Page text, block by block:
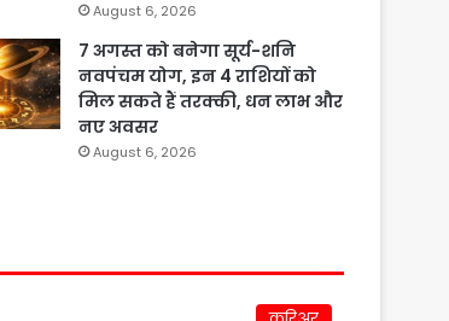
August 6, 2026
7 अगस्त को बनेगा सूर्य-शनि
नवपंचम योग, इन 4 राशियों को
मिल सकते हैं तरक्की, धन लाभ और
नए अवसर
August 6, 2026